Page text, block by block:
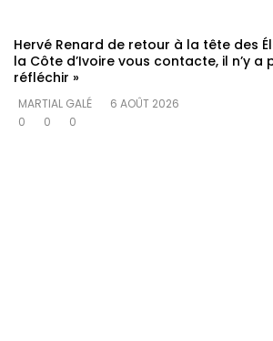
Hervé Renard de retour à la tête des
la Côte d’Ivoire vous contacte, il n’y
réfléchir »
MARTIAL GALÉ
6 AOÛT 2026
0
0 0